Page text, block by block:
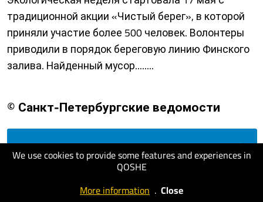
We use cookies to provide some features and experiences in
QOSHE
More information . Close
традиционной акции «Чистый берег», в которой
приняли участие более 500 человек. Волонтеры
приводили в порядок береговую линию Финского
залива. Найденный мусор........
© Санкт-Петербургские ведомости
visit website